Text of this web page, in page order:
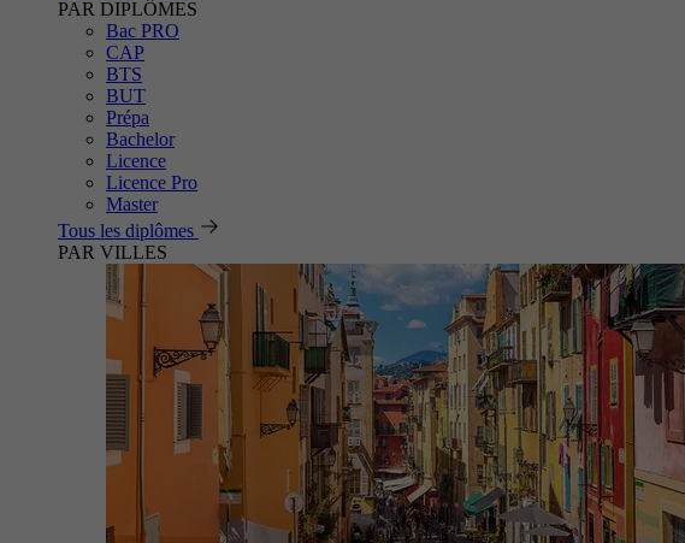
PAR DIPLÔMES
Bac PRO
CAP
BTS
BUT
Prépa
Bachelor
Licence
Licence Pro
Master
Tous les diplômes
PAR VILLES